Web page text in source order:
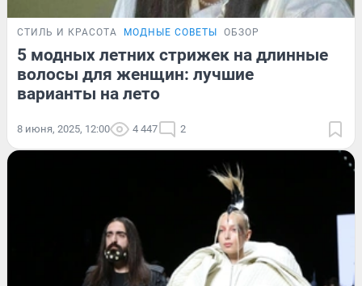
СТИЛЬ И КРАСОТА МОДНЫЕ СОВЕТЫ ОБЗОР
5 модных летних стрижек на длинные
волосы для женщин: лучшие
варианты на лето
8 июня, 2025, 12:00 4 447 2